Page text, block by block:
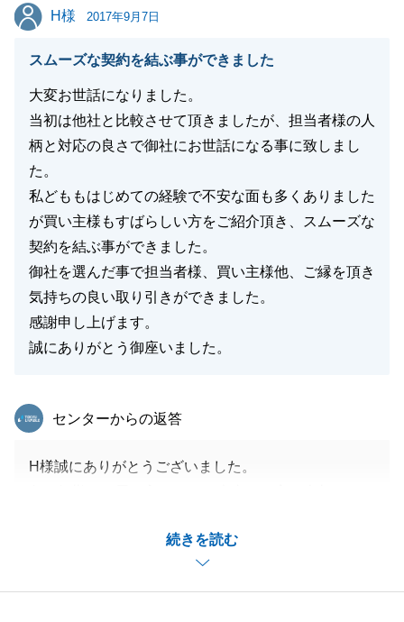
閉じる
H様
H様 2017年9月7日
スムーズな契約を結ぶ事ができました
大変お世話になりました。
当初は他社と比較させて頂きましたが、担当者様の人
柄と対応の良さで御社にお世話になる事に致しまし
た。
私どももはじめての経験で不安な面も多くありました
が買い主様もすばらしい方をご紹介頂き、スムーズな
契約を結ぶ事ができました。
御社を選んだ事で担当者様、買い主様他、ご縁を頂き
気持ちの良い取り引きができました。
感謝申し上げます。
誠にありがとう御座いました。
続きを読む
東急リバブル
センターからの返答
H様誠にありがとうございました。
に応えられるよう販売活動をするのが私の仕事と肝に
今回、ご縁があり、本当に良い買主様に出会えた事、